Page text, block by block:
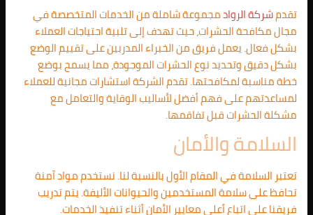
تقدمشركة الروادمجموعة شاملة من الخدمات المتخصصة في
مجال مكافحة الحشرات، حيث تهدف إلى تلبية احتياجات العملاء
بشكل فعال. يعمل فريق من الخبراء المدربين على تقييم الوضع
بشكل دقيق وتحديد نوع الحشرات الموجودة، مما يسمح بوضع
خطة مناسبة لمكافحتها. تقدم الشركة استشارات مجانية للعملاء
لمساعدتهم على فهم أفضل لأساليب الوقاية والتعامل مع
مشكلة الحشرات قبل تفاقمها.
السلامة والأمان
تعتبر السلامة في المقام الأول بالنسبة لنا. نستخدم مواد آمنة
تحافظ على سلامة المستخدمين والحيوانات الأليفة. يتم تدريب
فريقنا على اتباع أعلى معايير الأمان أثناء تنفيذ الخدمات.